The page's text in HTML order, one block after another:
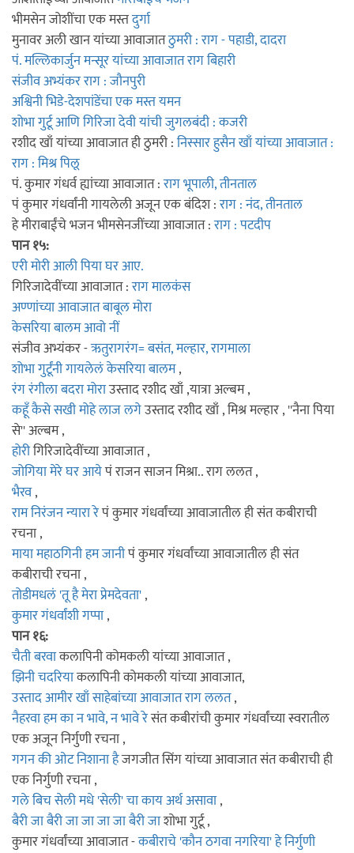
भीमसेन जोशींचा एक मस्तदुर्गा
मुनावर अली खान यांच्या आवाजातठुमरी : राग - पहाडी, दादरा
पं. मल्लिकार्जुन मन्सूर यांच्या आवाजात राग बिहारी
संजीव अभ्यंकर राग : जौनपुरी
अश्विनी भिडे-देशपांडेंचा एक मस्त यमन
शोभा गुर्टू आणि गिरिजा देवी यांची जुगलबंदी : कजरी
रशीद खाँ यांच्या आवाजात ही ठुमरी :निस्सार हुसैन खाँ यांच्या आवाजात :
राग : मिश्र पिलू
पं. कुमार गंधर्व ह्यांच्या आवाजात :राग भूपाली, तीनताल
पं कुमार गंधर्वांनी गायलेली अजून एक बंदिश :राग : नंद, तीनताल
हे मीराबाईंचे भजन भीमसेनजींच्या आवाजात :राग : पटदीप
पान १५:
एरी मोरी आली पिया घर आए.
गिरिजादेवींच्या आवाजात :राग मालकंस
अण्णांच्या आवाजात बाबूल मोरा
केसरिया बालम आवो नीं
संजीव अभ्यंकर -ऋतुरागरंग= बसंत, मल्हार, रागमाला
शोभा गुर्टूंनी गायलेलं केसरिया बालम,
रंग रंगीला बदरा मोराउस्ताद रशीद खाँ ,यात्रा अल्बम ,
कहूँ कैसे सखी मोहे लाज लगेउस्ताद रशीद खाँ , मिश्र मल्हार , ''नैना पिया
से'' अल्बम ,
होरीगिरिजादेवींच्या आवाजात ,
जोगिया मेरे घर आयेपं राजन साजन मिश्रा.. राग ललत ,
भैरव,
राम निरंजन न्यारा रेपं कुमार गंधर्वांच्या आवाजातील ही संत कबीराची
रचना ,
माया महाठगिनी हम जानीपं कुमार गंधर्वांच्या आवाजातील ही संत
कबीराची रचना ,
तोडीमधलं 'तू है मेरा प्रेमदेवता',
कुमार गंधर्वांशी गप्पा,
पान १६:
चैती बरवाकलापिनी कोमकली यांच्या आवाजात ,
झिनी चदरियाकलापिनी कोमकली यांच्या आवाजात,
उस्ताद आमीर खाँ साहेबांच्या आवाजात राग ललत,
नैहरवा हम का न भावे, न भावे रेसंत कबीरांची कुमार गंधर्वांच्या स्वरातील
एक अजून निर्गुणी रचना ,
गगन की ओट निशाना हैजगजीत सिंग यांच्या आवाजात संत कबीराची ही
एक निर्गुणी रचना ,
गले बिच सेली मधे 'सेली' चा काय अर्थ असावा,
बैरी जा बैरी जा जा जा जा बैरी जाशोभा गुर्टू ,
कुमार गंधर्वांच्या आवाजात -कबीराचे 'कौन ठगवा नगरिया' हे निर्गुणी